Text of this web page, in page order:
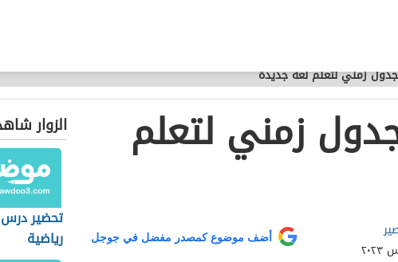
زمني لتعلم لغة جديدة
زمني لتعلم
أضف موضوع كمصدر مفضل في جوجل
الزوار
تحضير درس
رياضية